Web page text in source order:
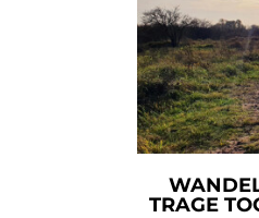
TRAGE